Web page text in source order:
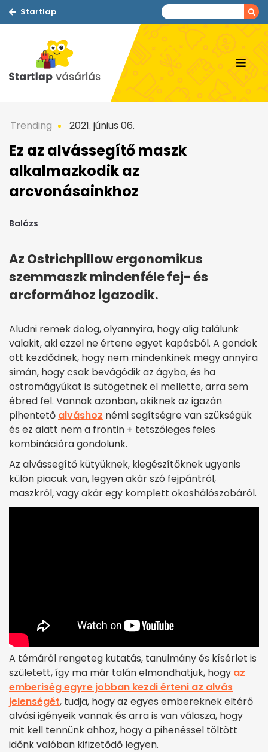
Startlap
Trending 2021. június 06.
Ez az alvássegítő maszk
alkalmazkodik az
arcvonásainkhoz
Balázs
Az Ostrichpillow ergonomikus
szemmaszk mindenféle fej- és
arcformához igazodik.
Aludni remek dolog, olyannyira, hogy alig találunk
valakit, aki ezzel ne értene egyet kapásból. A gondok
ott kezdődnek, hogy nem mindenkinek megy annyira
simán, hogy csak bevágódik az ágyba, és ha
ostromágyúkat is sütögetnek el mellette, arra sem
ébred fel. Vannak azonban, akiknek az igazán
pihentető alváshoz némi segítségre van szükségük
és ez alatt nem a frontin + tetszőleges feles
kombinációra gondolunk.
Az alvássegítő kütyüknek, kiegészítőknek ugyanis
külön piacuk van, legyen akár szó fejpántról,
maszkról, vagy akár egy komplett okoshálószobáról.
A témáról rengeteg kutatás, tanulmány és kísérlet is
született, így ma már talán elmondhatjuk, hogy az
emberiség egyre jobban kezdi érteni az alvás
jelenségét, tudja, hogy az egyes embereknek eltérő
alvási igényeik vannak és arra is van válasza, hogy
mit kell tennünk ahhoz, hogy a pihenéssel töltött
időnk valóban kifizetődő legyen.